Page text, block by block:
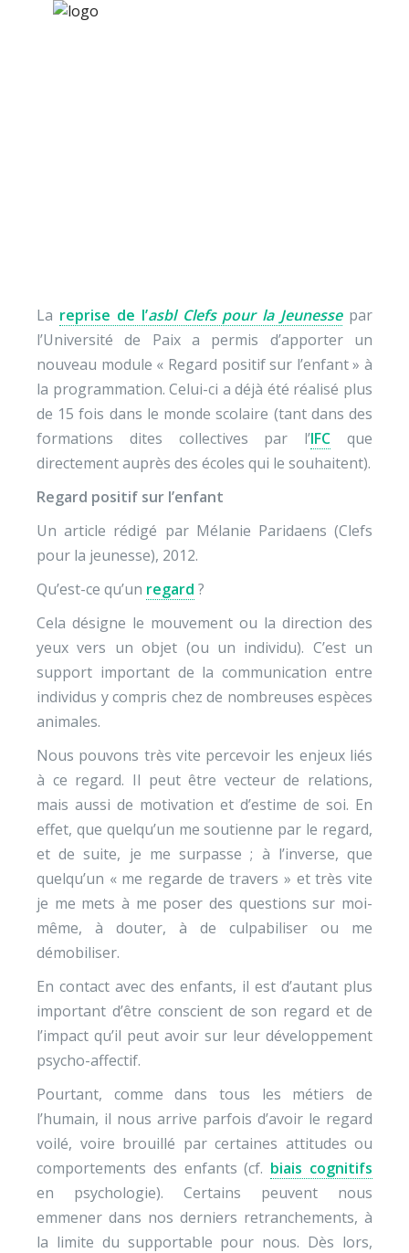
La reprise de l’asbl Clefs pour la Jeunessepar
l’Université de Paix a permis d’apporter un
nouveau module « Regard positif sur l’enfant » à
la programmation. Celui-ci a déjà été réalisé plus
de 15 fois dans le monde scolaire (tant dans des
formations dites collectives par l’IFC que
directement auprès des écoles qui le souhaitent).
Regard positif sur l’enfant
Un article rédigé par Mélanie Paridaens (Clefs
pour la jeunesse), 2012.
Qu’est-ce qu’un regard ?
Cela désigne le mouvement ou la direction des
yeux vers un objet (ou un individu). C’est un
support important de la communication entre
individus y compris chez de nombreuses espèces
animales.
Nous pouvons très vite percevoir les enjeux liés
à ce regard. Il peut être vecteur de relations,
mais aussi de motivation et d’estime de soi. En
effet, que quelqu’un me soutienne par le regard,
et de suite, je me surpasse ; à l’inverse, que
quelqu’un « me regarde de travers » et très vite
je me mets à me poser des questions sur moi-
même, à douter, à de culpabiliser ou me
démobiliser.
En contact avec des enfants, il est d’autant plus
important d’être conscient de son regard et de
l’impact qu’il peut avoir sur leur développement
psycho-affectif.
Pourtant, comme dans tous les métiers de
l’humain, il nous arrive parfois d’avoir le regard
voilé, voire brouillé par certaines attitudes ou
comportements des enfants (cf. biais cognitifs
en psychologie). Certains peuvent nous
emmener dans nos derniers retranchements, à
la limite du supportable pour nous. Dès lors,